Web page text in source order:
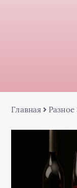
Главная Разное